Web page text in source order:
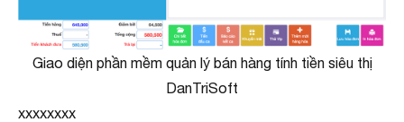
Giao diện phần mềm quản lý bán hàng tính tiền siêu thị
DanTriSoft
xxxxxxxx